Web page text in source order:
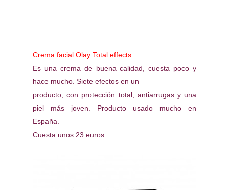
Crema facial Olay Total effects.
Es una crema de buena calidad, cuesta poco y
hace mucho. Siete efectos en un
producto, con protección total, antiarrugas y una
piel más joven. Producto usado mucho en
España.
Cuesta unos 23 euros.